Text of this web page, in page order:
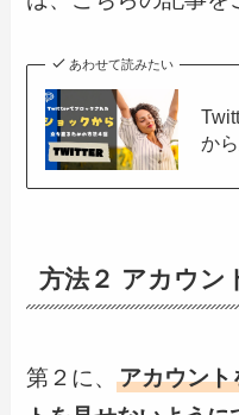
あわせて読みたい
か
方法２ アカウン
第２に、アカウント